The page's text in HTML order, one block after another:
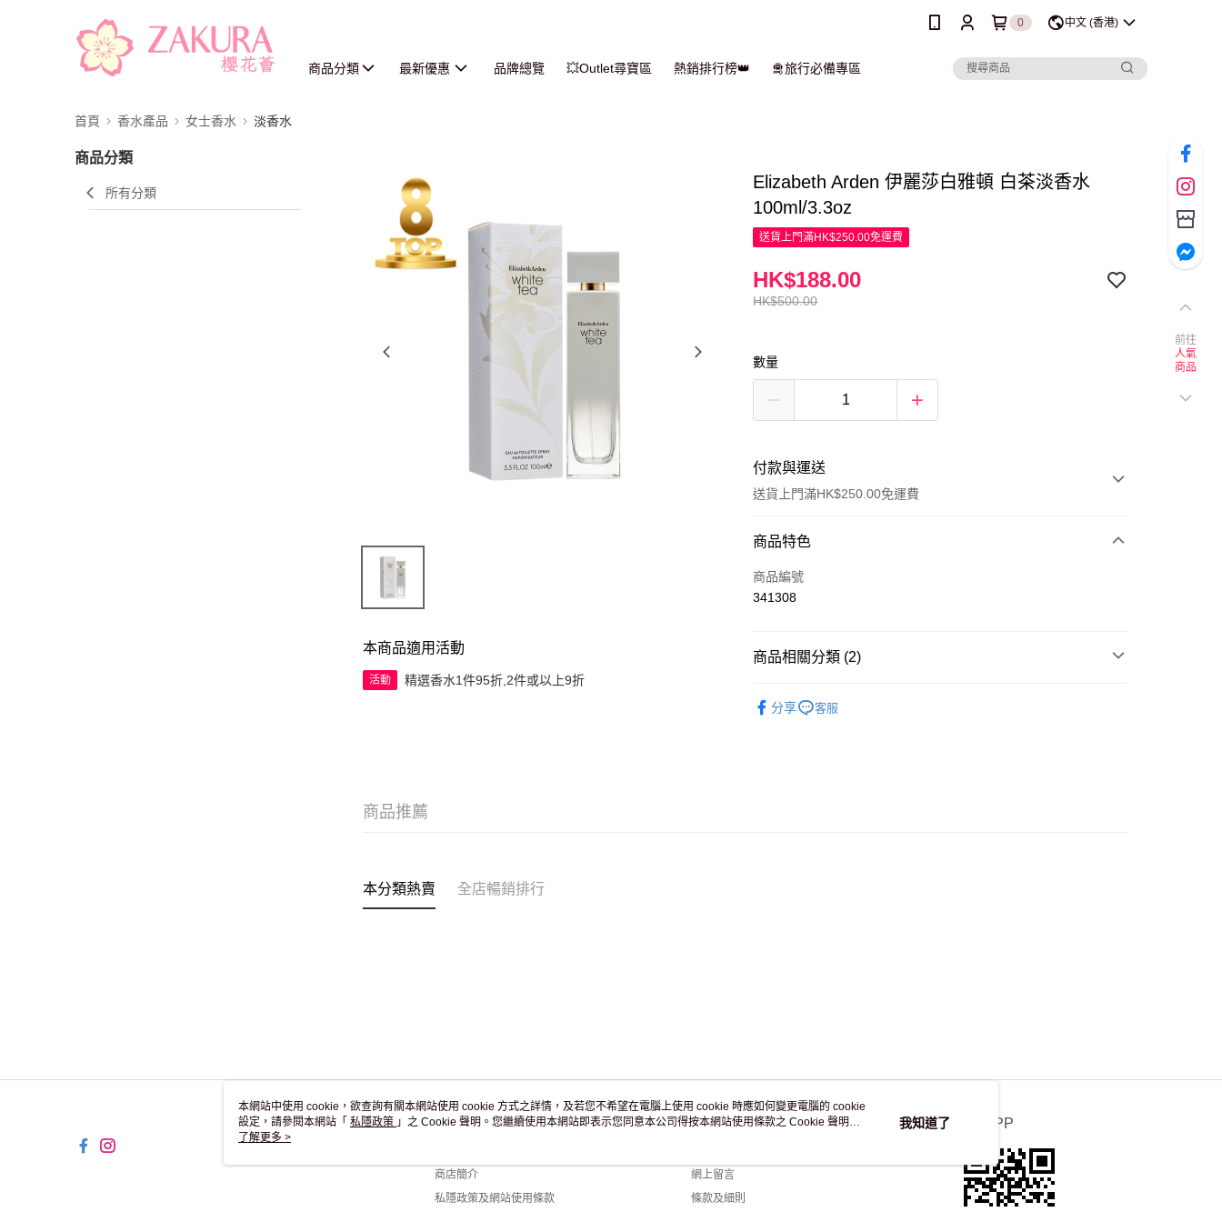
0 中文 (香港)
商品分類 最新優惠 品牌總覽 💥Outlet尋寶區 熱銷排行榜👑 🛅旅行必備專區
首頁 香水產品 女士香水 淡香水
商品分類
所有分類
本商品適用活動
活動 精選香水1件95折,2件或以上9折
Elizabeth Arden 伊麗莎白雅頓 白茶淡香水
100ml/3.3oz
送貨上門滿HK$250.00免運費
HK$500.00
HK$188.00
數量
付款與運送
送貨上門滿HK$250.00免運費
付款方式
信用卡
商品特色
商品編號
341308
商品相關分類 (2)
分享 客服
商品推薦
本分類熱賣 全店暢銷排行
關於我們
商店簡介
私隱政策及網站使用條款
客戶服務
網上留言
條款及細則
官方APP
前往
人氣
商品
本網站中使用 cookie，欲查詢有關本網站使用 cookie 方式之詳情，及若您不希望在電腦上使用 cookie 時應如何變更電腦的 cookie
設定，請參閱本網站「 私隱政策 」之 Cookie 聲明。您繼續使用本網站即表示您同意本公司得按本網站使用條款之 Cookie 聲明使
用 cookie。
了解更多 >
我知道了